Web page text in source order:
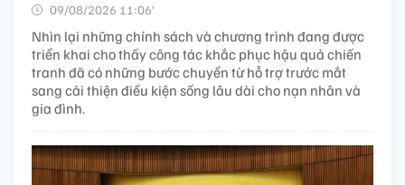
09/08/2026 11:06’
Nhìn lại những chính sách và chương trình đang được
triển khai cho thấy công tác khắc phục hậu quả chiến
tranh đã có những bước chuyển từ hỗ trợ trước mắt
sang cải thiện điều kiện sống lâu dài cho nạn nhân và
gia đình.